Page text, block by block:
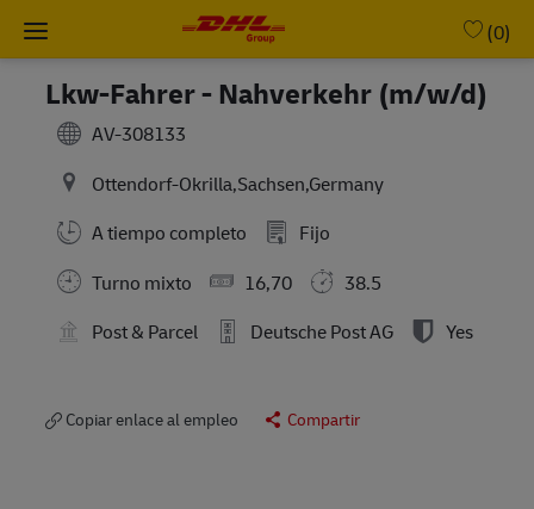
Skip to main content
(0)
Lkw-Fahrer - Nahverkehr (m/w/d)
AV-308133
Ottendorf-Okrilla,Sachsen,Germany
A tiempo completo
Fijo
Turno mixto
16,70
38.5
Post & Parcel
Deutsche Post AG Yes
Copiar enlace al empleo Compartir